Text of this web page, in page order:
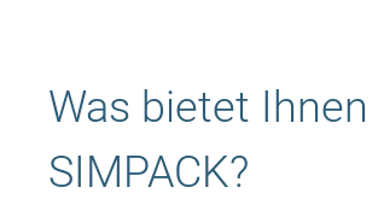
Was bietet Ihnen
SIMPACK?